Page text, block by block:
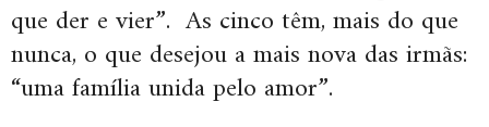
que der e vier”. As cinco têm, mais do que
nunca, o que desejou a mais nova das irmãs:
“uma família unida pelo amor”.